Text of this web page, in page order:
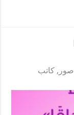
صور , كاتب